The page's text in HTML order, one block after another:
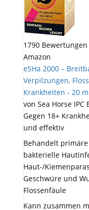
1790 Bewertungen
Amazon
eSHa 2000 –
Verpilzungen,
Krankheiten - 20
von Sea Horse IPC
Gegen 18+
und effektiv
Behandelt
bakterielle
Haut-/
Geschwüre und
Flossenfäule
Kann zusammen